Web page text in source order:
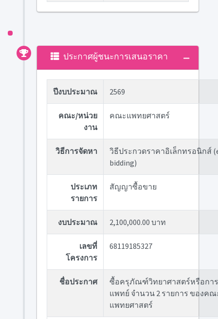
ประกาศผู้ชนะการเสนอราคา
ปีงบประมาณ 2569
คณะ/หน่วย
งาน
คณะแพทยศาสตร์
วิธีการจัดหา
วิธีประกวดราคาอิเล็กทรอนิกส์
bidding)
ประเภท
รายการ
สัญญาซื้อขาย
งบประมาณ 2,100,000.00 บาท
เลขที่
โครงการ
68119185327
ชื่อประกาศ
ซื้อครุภัณฑ์วิทยาศาสตร์หรือการ
แพทย์ จำนวน 2 รายการ ของคณ
แพทยศาสตร์